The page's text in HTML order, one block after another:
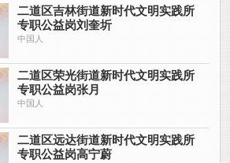
二道区吉林街道新时代文明实践所
专职公益岗刘奎圻
中国人
二道区荣光街道新时代文明实践所
专职公益岗张月
中国人
二道区远达街道新时代文明实践所
专职公益岗高宁蔚